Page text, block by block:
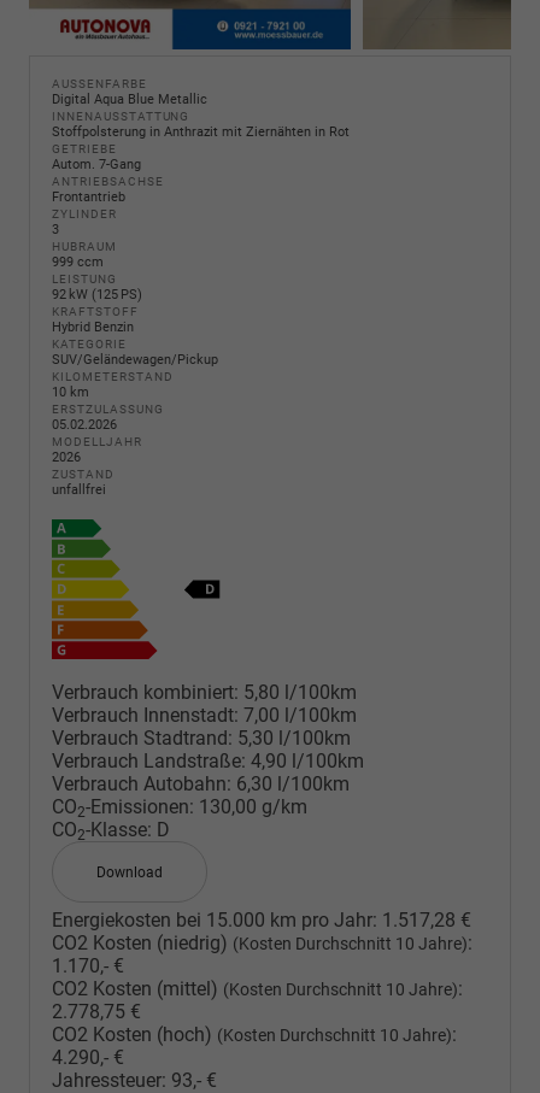
AUSSENFARBE
Digital Aqua Blue Metallic
INNENAUSSTATTUNG
Stoffpolsterung in Anthrazit mit Ziernähten in Rot
GETRIEBE
Autom. 7-Gang
ANTRIEBSACHSE
Frontantrieb
ZYLINDER
3
HUBRAUM
999 ccm
LEISTUNG
92 kW (125 PS)
KRAFTSTOFF
Hybrid Benzin
KATEGORIE
SUV/Geländewagen/Pickup
KILOMETERSTAND
10 km
ERSTZULASSUNG
05.02.2026
MODELLJAHR
2026
ZUSTAND
unfallfrei
Verbrauch kombiniert: 5,80 l/100km
Verbrauch Innenstadt: 7,00 l/100km
Verbrauch Stadtrand: 5,30 l/100km
Verbrauch Landstraße: 4,90 l/100km
Verbrauch Autobahn: 6,30 l/100km
CO2-Emissionen: 130,00 g/km
CO2-Klasse: D
Download
Energiekosten bei 15.000 km pro Jahr: 1.517,28 €
CO2 Kosten (niedrig) (Kosten Durchschnitt 10 Jahre):
1.170,- €
CO2 Kosten (mittel) (Kosten Durchschnitt 10 Jahre):
2.778,75 €
CO2 Kosten (hoch) (Kosten Durchschnitt 10 Jahre):
4.290,- €
Jahressteuer: 93,- €